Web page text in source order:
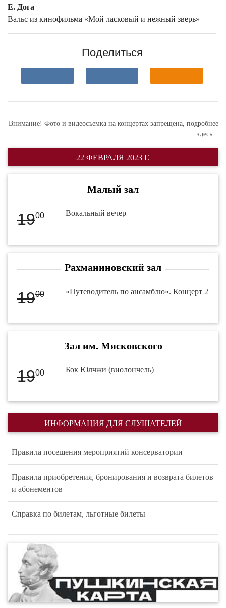
Е. Дога
Вальс из кинофильма «Мой ласковый и нежный зверь»
Поделиться
Внимание! Фото и видеосъемка на концертах запрещена, подробнее
здесь...
22 ФЕВРАЛЯ 2023 Г.
Малый зал
1900 Вокальный вечер
Рахманиновский зал
1900 «Путеводитель по ансамблю». Концерт 2
Зал им. Мясковского
1900 Бок Юлчжи (виолончель)
ИНФОРМАЦИЯ ДЛЯ СЛУШАТЕЛЕЙ
Правила посещения мероприятий консерватории
Правила приобретения, бронирования и возврата билетов
и абонементов
Справка по билетам, льготные билеты